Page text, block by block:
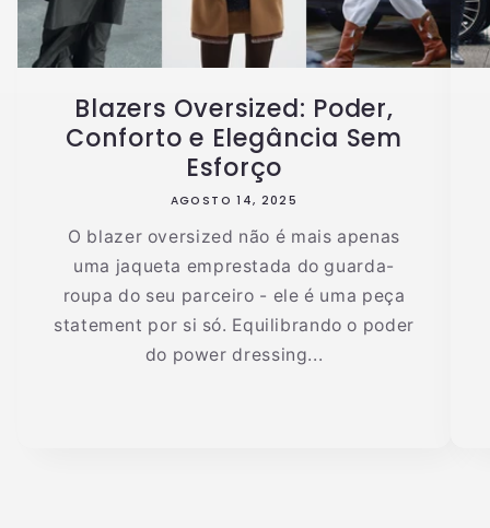
Blazers Oversized: Poder,
Conforto e Elegância Sem
Esforço
AGOSTO 14, 2025
O blazer oversized não é mais apenas
uma jaqueta emprestada do guarda-
roupa do seu parceiro - ele é uma peça
statement por si só. Equilibrando o poder
do power dressing...